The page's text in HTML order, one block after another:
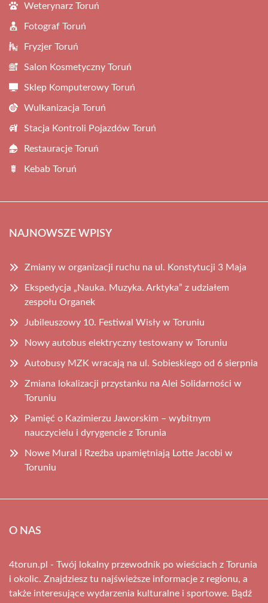
Weterynarz Toruń
Fotograf Toruń
Fryzjer Toruń
Salon Kosmetyczny Toruń
Sklep Komputerowy Toruń
Wulkanizacja Toruń
Stacja Kontroli Pojazdów Toruń
Restauracje Toruń
Kebab Toruń
NAJNOWSZE WPISY
Zmiany w organizacji ruchu na ul. Konstytucji 3 Maja
Ekspedycja „Nauka. Muzyka. Arktyka” z udziałem
zespołu Organek
Jubileuszowy 10. Festiwal Wisły w Toruniu
Nowy autobus elektryczny testowany w Toruniu
Autobusy MZK wracają na ul. Sobieskiego od 6 sierpnia
Zmiana lokalizacji przystanku na Alei Solidarności w
Toruniu
Pamięć o Kazimierzu Jaworskim – wybitnym
nauczycielu i dyrygencie z Torunia
Nowe Mural i Rzeźba upamiętniają Lotte Jacobi w
Toruniu
O NAS
4torun.pl - Twój lokalny przewodnik po wieściach z Torunia
i okolic. Znajdziesz tu najświeższe informacje z regionu, a
także interesujące wydarzenia kulturalne i sportowe. Bądź